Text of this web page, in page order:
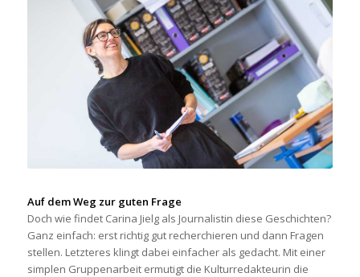
Auf dem Weg zur guten Frage
Doch wie findet Carina Jielg als Journalistin diese Geschichten?
Ganz einfach: erst richtig gut recherchieren und dann Fragen
stellen. Letzteres klingt dabei einfacher als gedacht. Mit einer
simplen Gruppenarbeit ermutigt die Kulturredakteurin die